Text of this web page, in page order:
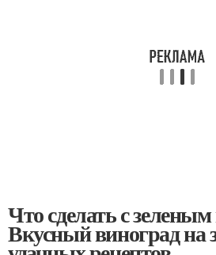
Что сделать с
Вкусный виноград на